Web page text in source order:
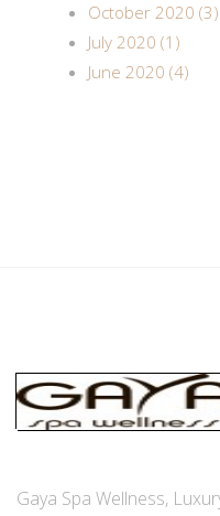
October 2020 (3)
July 2020 (1)
June 2020 (4)
Gaya Spa Wellness,